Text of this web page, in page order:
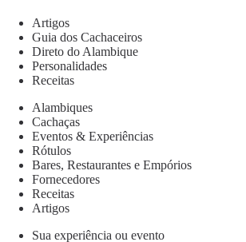
Artigos
Guia dos Cachaceiros
Direto do Alambique
Personalidades
Receitas
Alambiques
Cachaças
Eventos & Experiências
Rótulos
Bares, Restaurantes e Empórios
Fornecedores
Receitas
Artigos
Sua experiência ou evento